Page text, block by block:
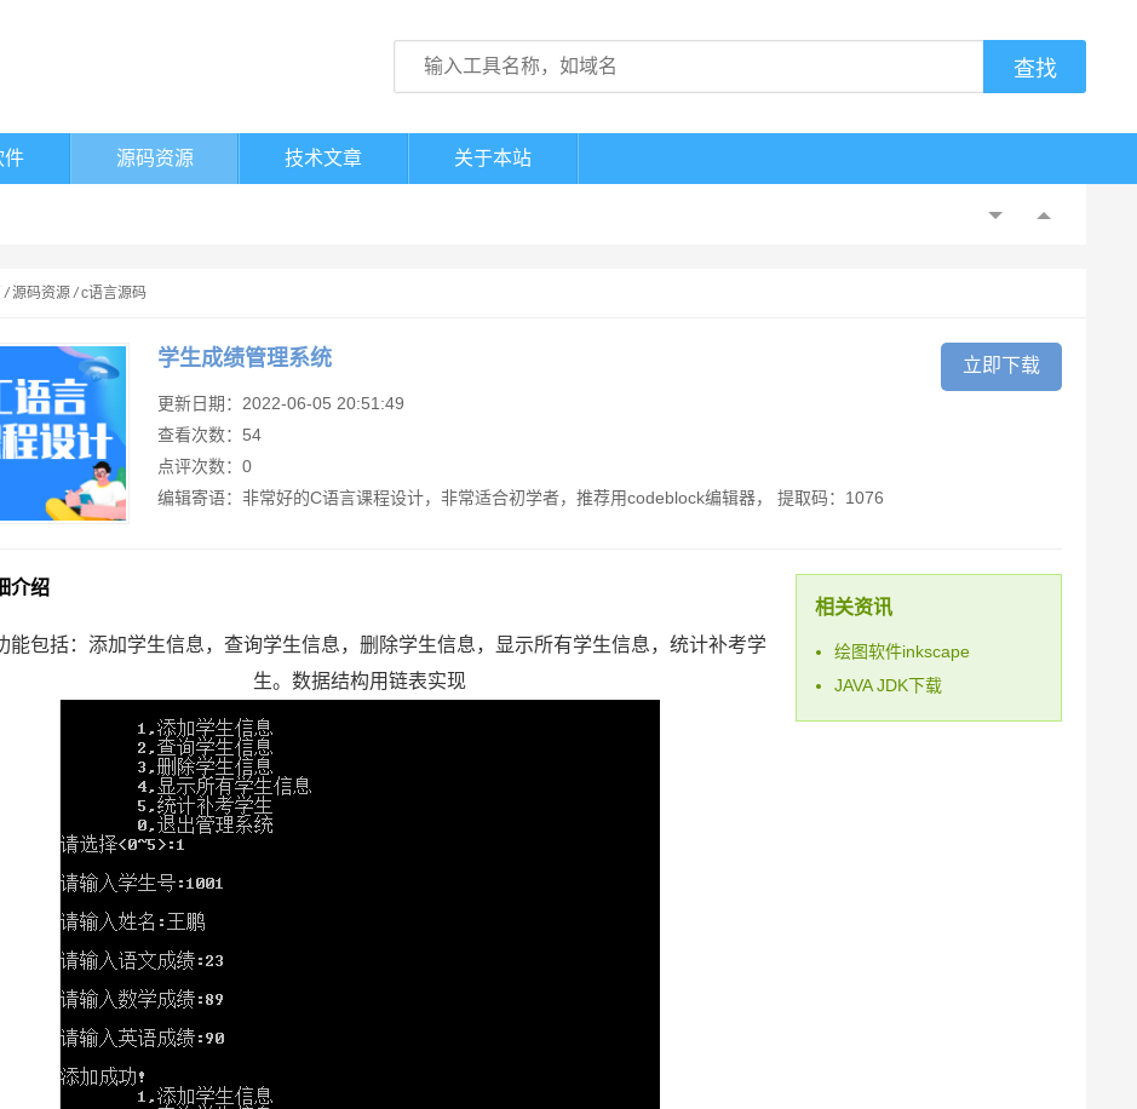
件 源码资源 技术文章 关于本站
/ 源码资源 / c语言源码
学生成绩管理系统
更新日期：2022-06-05 20:51:49
查看次数：54
点评次数：0
编辑寄语：非常好的C语言课程设计，非常适合初学者，推荐用codeblock编辑器， 提取码：1076
立即下载
介绍
能包括：添加学生信息，查询学生信息，删除学生信息，显示所有学生信息，统计补考学
生。数据结构用链表实现
相关资讯
绘图软件inkscape
JAVA JDK下载